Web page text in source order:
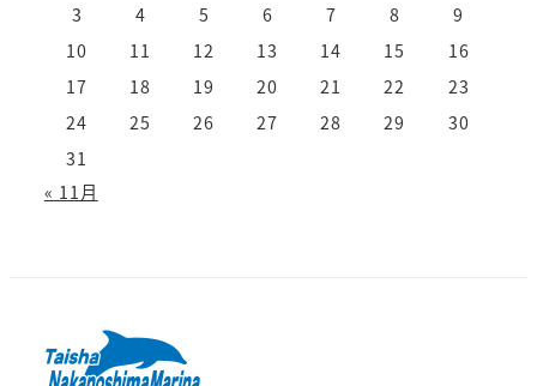
3
4 5 6 7 8
9
10
11 12 13 14 15
16
17
18 19 20 21 22
23
24
25 26 27 28 29
30
31
« 11月